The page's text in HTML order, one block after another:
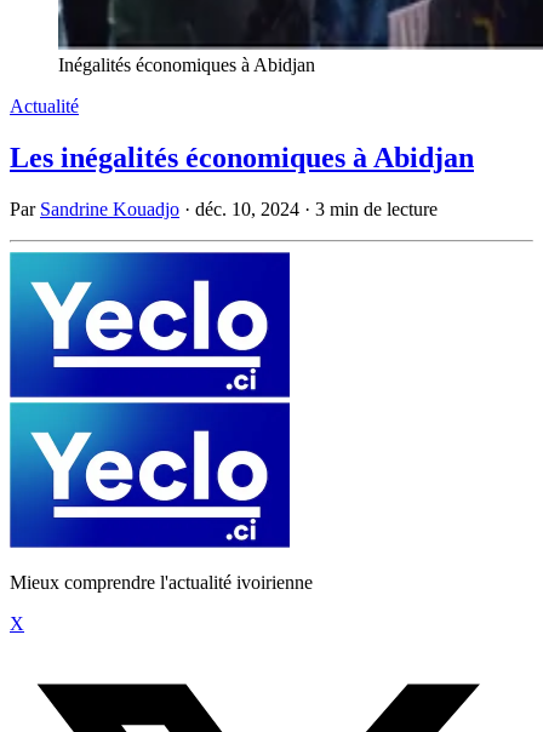
Inégalités économiques à Abidjan
Actualité
Les inégalités économiques à Abidjan
Par Sandrine Kouadjo · déc. 10, 2024 · 3 min de lecture
Mieux comprendre l'actualité ivoirienne
X